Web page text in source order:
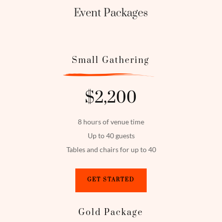
Event Packages
Small Gathering
$2,200
8 hours of venue time
Up to 40 guests
Tables and chairs for up to 40
GET STARTED
Gold Package